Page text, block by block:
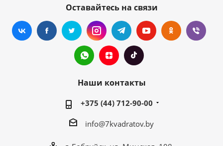
Оставайтесь на связи
Наши контакты
+375 (44) 712-90-00
info@7kvadratov.by